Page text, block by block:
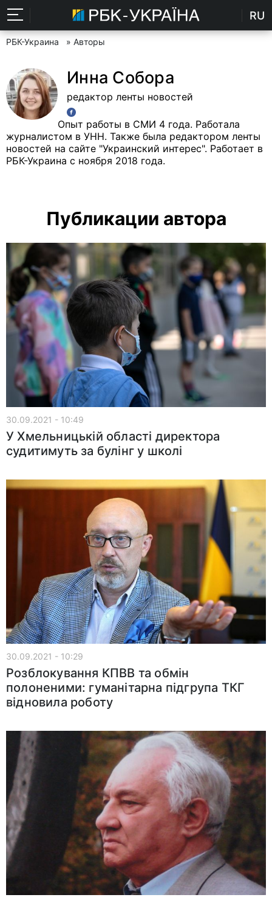
RU
РБК-Украина » Авторы
Инна Собора
редактор ленты новостей
Опыт работы в СМИ 4 года. Работала
журналистом в УНН. Также была редактором ленты
новостей на сайте "Украинский интерес". Работает в
РБК-Украина с ноября 2018 года.
Публикации автора
30.09.2021 - 10:49
У Хмельницькій області директора
судитимуть за булінг у школі
30.09.2021 - 10:29
Розблокування КПВВ та обмін
полоненими: гуманітарна підгрупа ТКГ
відновила роботу